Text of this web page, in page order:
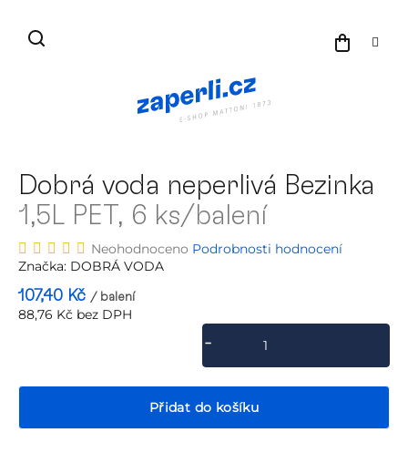
obsah
Dobrá voda neperlivá Bezinka
1,5L PET, 6 ks/balení
Průměrné
hodnocení
je
0,0
Neohodnoceno Podrobnosti hodnocení
Značka: DOBRÁ VODA
107,40 Kč / balení
88,76 Kč bez DPH
Přidat do košíku